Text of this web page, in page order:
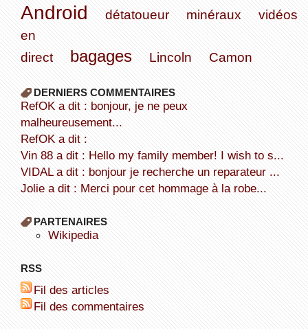
Android
détatoueur minéraux
vidéos
en
direct
bagages Lincoln Camon
DERNIERS COMMENTAIRES
refOK a dit : bonjour, je ne peux
malheureusement...
refOK a dit :
Vin 88 a dit : Hello my family member! I wish to s...
VIDAL a dit : bonjour je recherche un reparateur ...
Jolie a dit : Merci pour cet hommage à la robe...
PARTENAIRES
wikipedia
RSS
Fil des articles
Fil des commentaires